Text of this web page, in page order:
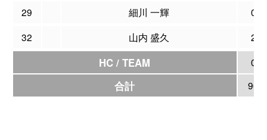
29
細川 一輝
0
32
山内 盛久 2
HC / TEAM 0
合計 90